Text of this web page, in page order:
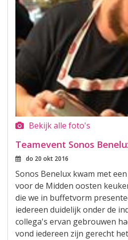
Bekijk alle foto's
Teamevent Sonos
do 20 okt 2016
Sonos Benelux kwam met
voor de Midden oosten
die we in buffetvorm
iedereen duidelijk onder de
collega's ervan gebrouwen
vond iedereen zijn gerecht